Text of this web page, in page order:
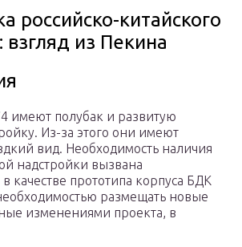
российско-китайского
взгляд из Пекина
имеют полубак и развитую
Из-за этого они имеют
вид. Необходимость наличия
надстройки вызвана
качестве прототипа корпуса БДК
размещать новые
изменениями проекта, в